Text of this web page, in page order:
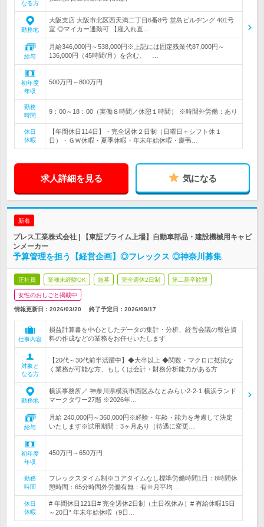
なる方
勤務地
大阪支店 大阪市北区西天満二丁目6番8号 堂島ビルヂング 401号
室 ◎マイカー通勤可 【雇入れ直…
給与
月給346,000円～538,000円※上記には固定残業代87,000円～
136,000円（45時間/月）を含む。 …
初年度
年収
500万円～800万円
勤務
時間
9：00～18：00（実働８時間／休憩１時間） ※時間外労働：あり
休日
休暇
【年間休日114日】・完全週休２日制（日曜日＋シフト休１
日）・ＧＷ休暇・夏季休暇・年末年始休暇・慶弔…
求人詳細を見る 気になる
新着
プレス工業株式会社 | 【東証プライム上場】自動車部品・建設機械用キャビ
ンメーカー
予算管理を担う【経営企画】◎フレックス ◎神奈川募集
正社員 業種未経験OK 急募 完全週休2日制 第二新卒歓迎
女性のおしごと掲載中
情報更新日：2026/03/20 終了予定日： 2026/09/17
仕事内容
損益計算書を中心としたデータの集計・分析、経営会議の報告資
料の作成などの業務をお任せいたします
対象と
なる方
【20代～30代前半活躍中】◆大卒以上 ◆関数・マクロに抵抗な
く業務が可能な方、もしくは会計・財務分析能力がある方
勤務地
横浜事務所／ 神奈川県横浜市西区みなとみらい2-2-1 横浜ランド
マークタワー27階 ※2026年…
給与
月給 240,000円～360,000円※経験・年齢・能力を考慮して決定
いたします※試用期間：3ヶ月あり（待遇に変更…
初年度
年収
450万円～650万円
勤務
時間
フレックスタイム制※コアタイムなし標準労働時間1日：8時間休
憩時間：65分時間外労働有無：有※月平均…
休日
休暇
# 年間休日121日# 完全週休2日制（土日祝休み）# 有給休暇15日
～20日* 年末年始休暇（9日…